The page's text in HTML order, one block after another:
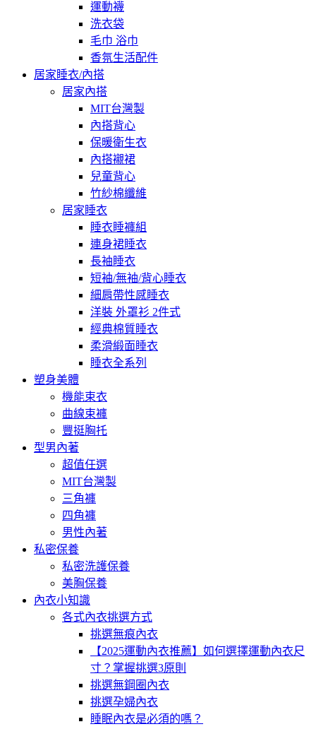
運動襪
洗衣袋
毛巾 浴巾
香氛生活配件
居家睡衣/內搭
居家內搭
MIT台灣製
內搭背心
保暖衛生衣
內搭襯裙
兒童背心
竹紗棉纖維
居家睡衣
睡衣睡褲組
連身裙睡衣
長袖睡衣
短袖/無袖/背心睡衣
細肩帶性感睡衣
洋裝 外罩衫 2件式
經典棉質睡衣
柔滑緞面睡衣
睡衣全系列
塑身美體
機能束衣
曲線束褲
豐挺胸托
型男內著
超值任選
MIT台灣製
三角褲
四角褲
男性內著
私密保養
私密洗護保養
美胸保養
內衣小知識
各式內衣挑選方式
挑選無痕內衣
【2025運動內衣推薦】如何選擇運動內衣尺
寸？掌握挑選3原則
挑選無鋼圈內衣
挑選孕婦內衣
睡眠內衣是必須的嗎？